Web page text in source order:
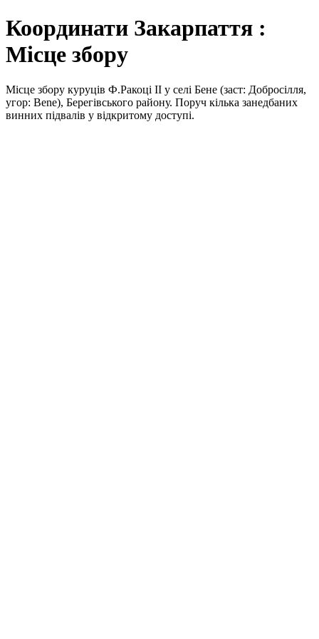
Координати Закарпаття :
Місце збору
Місце збору куруців Ф.Ракоці II у селі Бене (заст: Добросілля,
угор: Bene), Берегівського району. Поруч кілька занедбаних
винних підвалів у відкритому доступі.